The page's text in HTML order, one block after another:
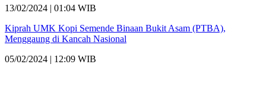
13/02/2024 | 01:04 WIB
Kiprah UMK Kopi Semende Binaan Bukit Asam (PTBA),
Menggaung di Kancah Nasional
05/02/2024 | 12:09 WIB